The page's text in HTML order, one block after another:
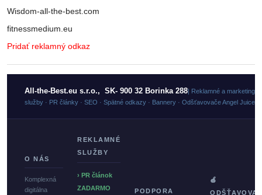
Wisdom-all-the-best.com
fitnessmedium.eu
Pridať reklamný odkaz
All-the-Best.eu s.r.o., SK- 900 32 Borinka 288| Reklamné a
služby · PR články · SEO · Spätné odkazy · Bannery · Odšťavovače Angel Juicer
O NÁS
Komplexná
digitálna
REKLAMNÉ
SLUŽBY
› PR článok
ZADARMO
PODPORA
🍏